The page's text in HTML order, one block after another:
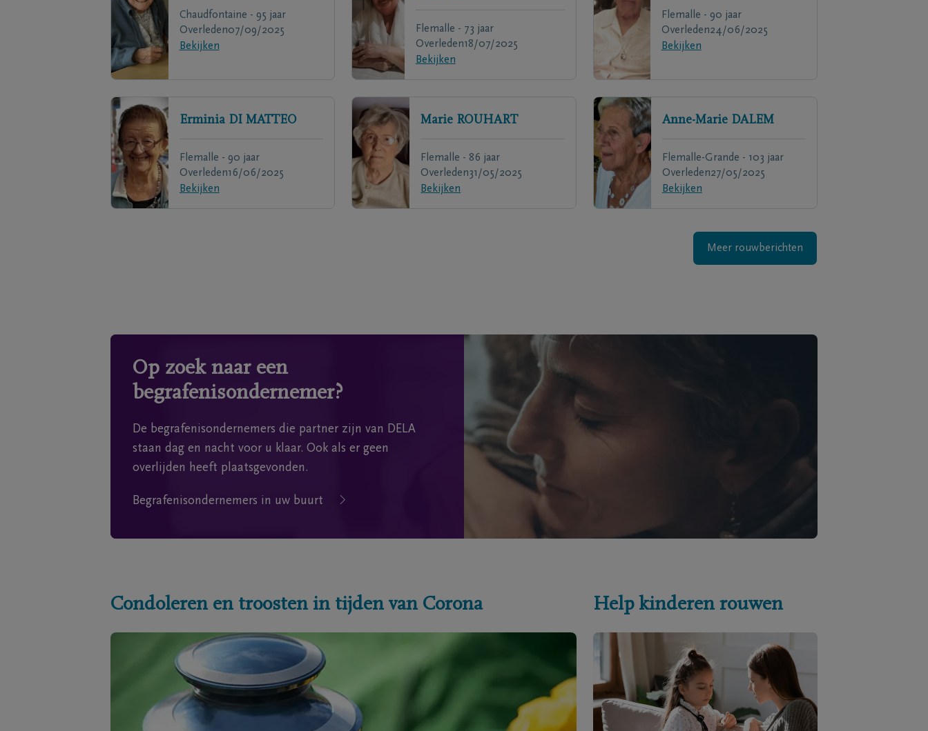
Chaudfontaine - 95 jaar
Overleden07/09/2025
Bekijken
Flemalle - 73 jaar
Overleden18/07/2025
Bekijken
Flemalle - 90 jaar
Overleden24/06/2025
Bekijken
Erminia DI MATTEO
Flemalle - 90 jaar
Overleden16/06/2025
Bekijken
Marie ROUHART
Flemalle - 86 jaar
Overleden31/05/2025
Bekijken
Anne-Marie DALEM
Flemalle-Grande - 103 jaar
Overleden27/05/2025
Bekijken
Meer rouwberichten
Op zoek naar een
begrafenisondernemer?
De begrafenisondernemers die partner zijn van DELA
staan dag en nacht voor u klaar. Ook als er geen
overlijden heeft plaatsgevonden.
Begrafenisondernemers in uw buurt
Condoleren en troosten in tijden van Corona Help kinderen rouwen